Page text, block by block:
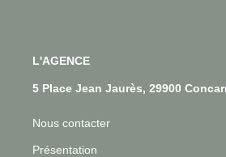
L'AGENCE
5 Place Jean Jaurès, 29900
Nous contacter
Présentation